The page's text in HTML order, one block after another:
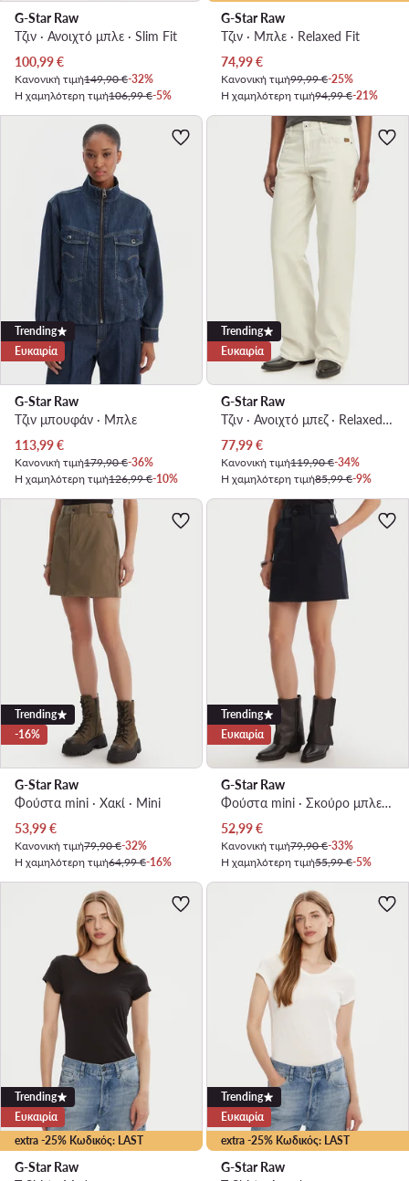
G-Star Raw
Τζιν · Ανοιχτό μπλε · Slim Fit
Τρέχουσα τιμή
100,99€
Κανονική τιμή149,90 €-32%
Η χαμηλότερη τιμή106,99 €-5%
G-Star Raw
Τζιν · Μπλε · Relaxed Fit
Τρέχουσα τιμή
74,99€
Κανονική τιμή99,99 €-25%
Η χαμηλότερη τιμή94,99 €-21%
Trending
Ευκαιρία
G-Star Raw
Τζιν μπουφάν · Μπλε
Τρέχουσα τιμή
113,99€
Κανονική τιμή179,90 €-36%
Η χαμηλότερη τιμή126,99 €-10%
Trending
Ευκαιρία
G-Star Raw
Τζιν · Ανοιχτό μπεζ · Relaxed Fit
Τρέχουσα τιμή
77,99€
Κανονική τιμή119,90 €-34%
Η χαμηλότερη τιμή85,99 €-9%
Trending
-16%
G-Star Raw
Φούστα mini · Χακί · Mini
Τρέχουσα τιμή
53,99€
Κανονική τιμή79,90 €-32%
Η χαμηλότερη τιμή64,99 €-16%
Trending
Ευκαιρία
G-Star Raw
Φούστα mini · Σκούρο μπλε · Mini
Τρέχουσα τιμή
52,99€
Κανονική τιμή79,90 €-33%
Η χαμηλότερη τιμή55,99 €-5%
extra -25% Κωδικός: LAST
Trending
Ευκαιρία
G-Star Raw
extra -25% Κωδικός: LAST
Trending
Ευκαιρία
G-Star Raw